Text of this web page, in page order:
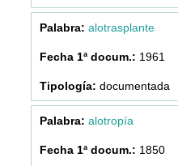
alotrasplante
1961
documentada
alotropía
1850